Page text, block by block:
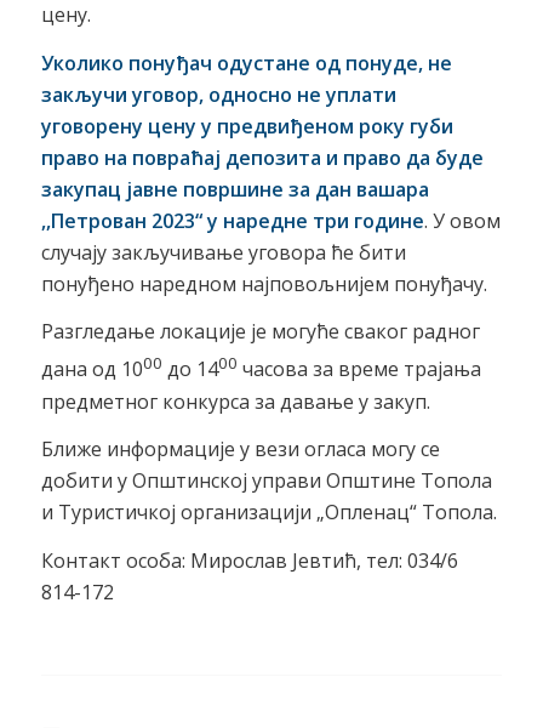
цену.
Уколико понуђач одустане од понуде, не
закључи уговор, односно не уплати
уговорену цену у предвиђеном року губи
право на повраћај депозита и право да буде
закупац јавне површине за дан вашара
,,Петрован 2023“у наредне три године. У овом
случају закључивање уговора ће бити
понуђено наредном најповољнијем понуђачу.
Разгледање локације је могуће сваког радног
дана од 1000 до 1400 часова за време трајања
предметног конкурса за давање у закуп.
Ближе информације у вези огласа могу се
добити у Општинској управи Општине Топола
и Туристичкој организацији „Опленац“ Топола.
Контакт особа: Мирослав Јевтић, тел: 034/6
814-172